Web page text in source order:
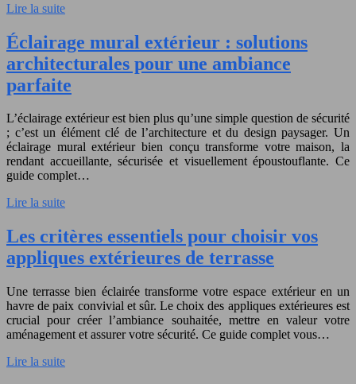
Lire la suite
Éclairage mural extérieur : solutions
architecturales pour une ambiance
parfaite
L’éclairage extérieur est bien plus qu’une simple question de sécurité
; c’est un élément clé de l’architecture et du design paysager. Un
éclairage mural extérieur bien conçu transforme votre maison, la
rendant accueillante, sécurisée et visuellement époustouflante. Ce
guide complet…
Lire la suite
Les critères essentiels pour choisir vos
appliques extérieures de terrasse
Une terrasse bien éclairée transforme votre espace extérieur en un
havre de paix convivial et sûr. Le choix des appliques extérieures est
crucial pour créer l’ambiance souhaitée, mettre en valeur votre
aménagement et assurer votre sécurité. Ce guide complet vous…
Lire la suite